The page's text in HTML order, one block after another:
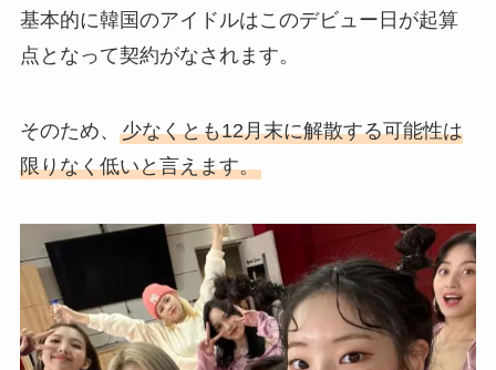
基本的に韓国のアイドルはこのデビュー日が起算
点となって契約がなされます。
そのため、 少なくとも12月末に解散する可能性は
限りなく低いと言えます。